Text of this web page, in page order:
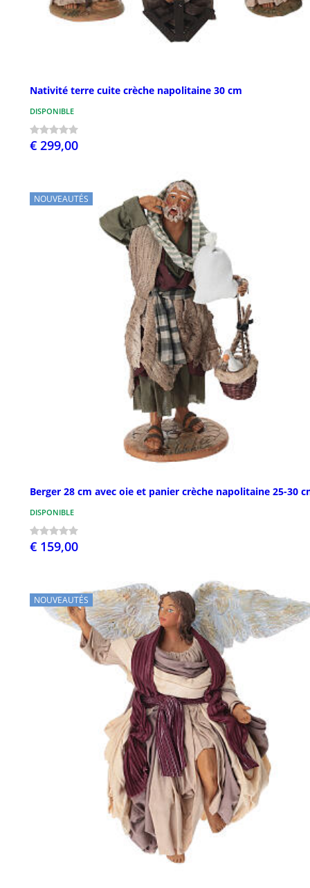
Nativité terre cuite crèche napolitaine 30 cm
DISPONIBLE
€ 299,00
NOUVEAUTÉS
Berger 28 cm avec oie et panier crèche napolitaine 25-30
DISPONIBLE
€ 159,00
NOUVEAUTÉS